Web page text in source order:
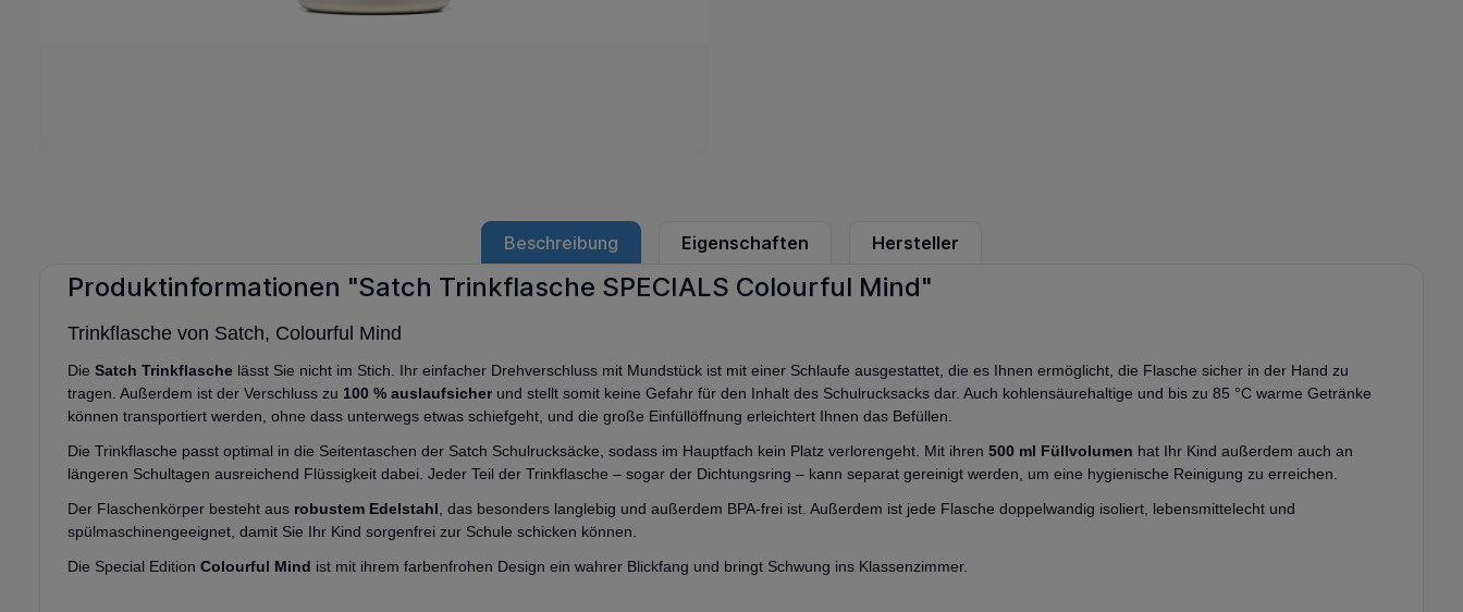
Beschreibung Eigenschaften Hersteller
Produktinformationen "Satch Trinkflasche SPECIALS Colourful Mind"
Trinkflasche von Satch, Colourful Mind
Die Satch Trinkflasche lässt Sie nicht im Stich. Ihr einfacher Drehverschluss mit Mundstück ist mit einer Schlaufe ausgestattet, die es Ihnen ermöglicht, die Flasche sicher in der Hand zu
tragen. Außerdem ist der Verschluss zu 100 % auslaufsicherund stellt somit keine Gefahr für den Inhalt des Schulrucksacks dar. Auch kohlensäurehaltige und bis zu 85 °C warme Getränke
können transportiert werden, ohne dass unterwegs etwas schiefgeht, und die große Einfüllöffnung erleichtert Ihnen das Befüllen.
Die Trinkflasche passt optimal in die Seitentaschen der Satch Schulrucksäcke, sodass im Hauptfach kein Platz verlorengeht. Mit ihren 500 ml Füllvolumen hat Ihr Kind außerdem auch an
längeren Schultagen ausreichend Flüssigkeit dabei. Jeder Teil der Trinkflasche – sogar der Dichtungsring – kann separat gereinigt werden, um eine hygienische Reinigung zu erreichen.
Der Flaschenkörper besteht aus robustem Edelstahl, das besonders langlebig und außerdem BPA-frei ist. Außerdem ist jede Flasche doppelwandig isoliert, lebensmittelecht und
spülmaschinengeeignet, damit Sie Ihr Kind sorgenfrei zur Schule schicken können.
Die Special Edition Colourful Mind ist mit ihrem farbenfrohen Design ein wahrer Blickfang und bringt Schwung ins Klassenzimmer.